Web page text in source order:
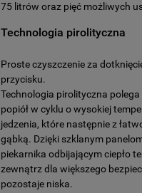
75 litrów oraz pięć możliwych
Technologia pirolityczna
Proste czyszczenie za
przycisku.
Technologia pirolityczna polega
popiół w cyklu o wysokiej
jedzenia, które następnie z
gąbką. Dzięki szklanym
piekarnika odbijającym ciepło
zewnątrz dla większego
pozostaje niska.